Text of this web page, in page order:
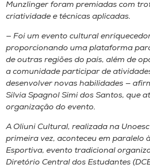
Munzlinger foram premiadas com
criatividade e técnicas aplicadas.
— Foi um evento cultural
proporcionando uma plataforma
de outras regiões do país, além de
a comunidade participar de
desenvolver novas habilidades —
Silvia Spagnol Simi dos Santos, que
organização do evento.
A Oliuni Cultural, realizada na
primeira vez, aconteceu em paralelo
Esportiva, evento tradicional
Diretório Central dos Estudantes